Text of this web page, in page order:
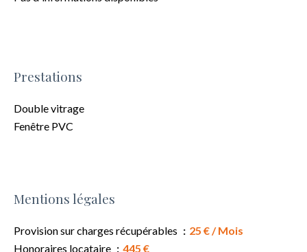
Prestations
Double vitrage
Fenêtre PVC
Mentions légales
Provision sur charges récupérables
25 € / Mois
Honoraires locataire
445 €